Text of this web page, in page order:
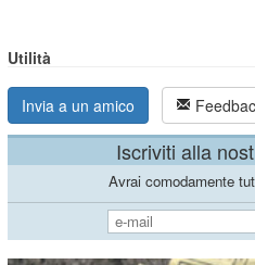
Utilità
Invia a un amico
Iscriviti alla
Avrai comodamente